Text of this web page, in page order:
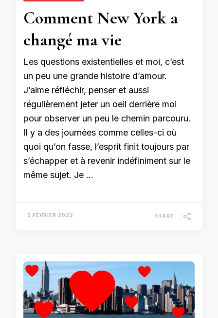
Comment New York a
changé ma vie
Les questions existentielles et moi, c’est
un peu une grande histoire d’amour.
J’aime réfléchir, penser et aussi
régulièrement jeter un oeil derrière moi
pour observer un peu le chemin parcouru.
Il y a des journées comme celles-ci où
quoi qu’on fasse, l’esprit finit toujours par
s’échapper et à revenir indéfiniment sur le
même sujet. Je …
3 FÉVRIER 2022 SHARE